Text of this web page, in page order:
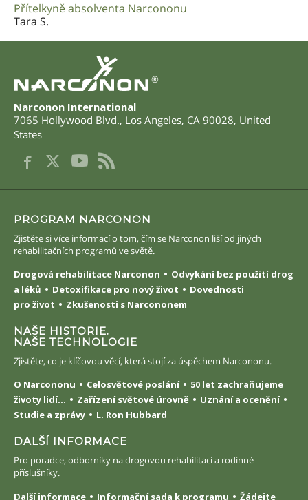
Přítelkyně absolventa Narcononu
Tara S.
®
Narconon International
7065 Hollywood Blvd., Los Angeles, CA 90028, United
States
PROGRAM NARCONON
Zjistěte si více informací o tom, čím se Narconon liší od jiných
rehabilitačních programů ve světě.
Drogová rehabilitace Narconon
Odvykání bez použití drog
a léků
Detoxifikace pro nový život
Dovednosti
pro život
Zkušenosti s Narcononem
NAŠE HISTORIE.
NAŠE TECHNOLOGIE
Zjistěte, co je klíčovou věcí, která stojí za úspěchem Narcononu.
O Narcononu
Celosvětové poslání
50 let zachraňujeme
životy lidí...
Zařízení světové úrovně
Uznání a ocenění
Studie a zprávy
L. Ron Hubbard
DALŠÍ INFORMACE
Pro poradce, odborníky na drogovou rehabilitaci a rodinné
příslušníky.
Další informace
Informační sada k programu Žádejte